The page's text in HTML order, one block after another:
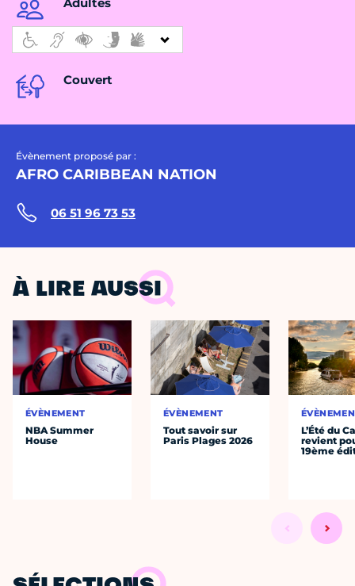
Couvert
Évènement proposé par :
AFRO CARIBBEAN NATION
06 51 96 73 53
À LIRE AUSSI
ÉVÈNEMENT
NBA Summer
House
ÉVÈNEMENT
Tout savoir sur
Paris Plages 2026
L’Été du
revient
19ème